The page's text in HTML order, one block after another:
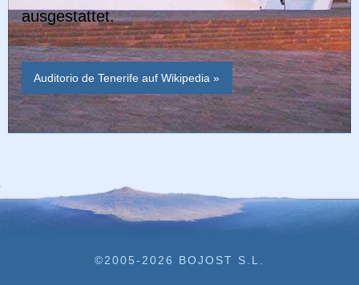
ausgestattet.
Auditorio de Tenerife auf Wikipedia »
©2005-2026 BOJOST S.L.